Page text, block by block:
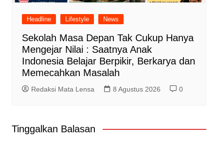
Headline Lifestyle News
Sekolah Masa Depan Tak Cukup Hanya
Mengejar Nilai : Saatnya Anak
Indonesia Belajar Berpikir, Berkarya dan
Memecahkan Masalah
Redaksi Mata Lensa 8 Agustus 2026 0
Tinggalkan Balasan